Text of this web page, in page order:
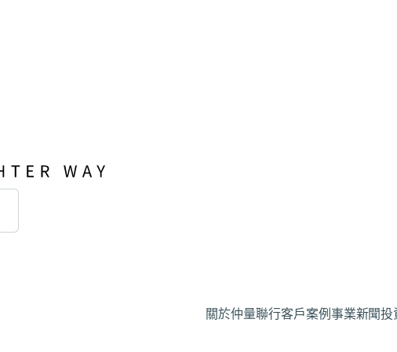
關於仲量聯行客戶案例事業新聞投